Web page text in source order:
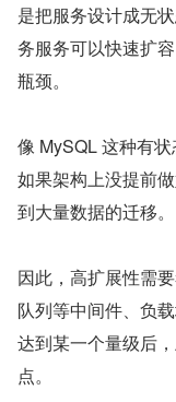
是把服务设计成无
务服务可以快速扩
瓶颈。
像 MySQL 这种有
如果架构上没提前
到大量数据的迁移。
因此，高扩展性需
队列等中间件、负
达到某一个量级后
点。